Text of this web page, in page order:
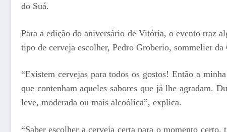
do Suá.
Para a edição do aniversário de Vitória, o evento traz
tipo de cerveja escolher, Pedro Groberio, sommelier
“Existem cervejas para todos os gostos! Então a
que contenham aqueles sabores que já lhe agradam.
leve, moderada ou mais alcoólica”, explica.
“Saber escolher a cerveja certa para o momento